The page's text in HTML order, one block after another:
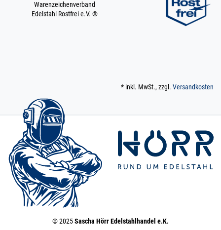
Warenzeichenverband
Edelstahl Rostfrei e.V. ®
* inkl. MwSt., zzgl. Versandkosten
© 2025Sascha Hörr Edelstahlhandel e.K.